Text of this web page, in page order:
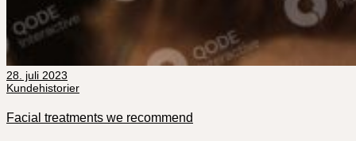
28. juli 2023
Kundehistorier
Facial treatments we recommend